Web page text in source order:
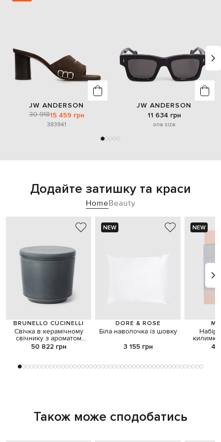
JW ANDERSON
30 91815 459 грн
383941
JW ANDERSON
11 634 грн
one size
Додайте затишку та краси
HomeBeauty
BRUNELLO CUCINELLI
Свічка в керамічному
свічнику з ароматом
білого чаю
50 822 грн
NEW
DORE & ROSE
Біла наволочка із шовку
3 155 грн
NEW
Набір
4
Також може сподобатись